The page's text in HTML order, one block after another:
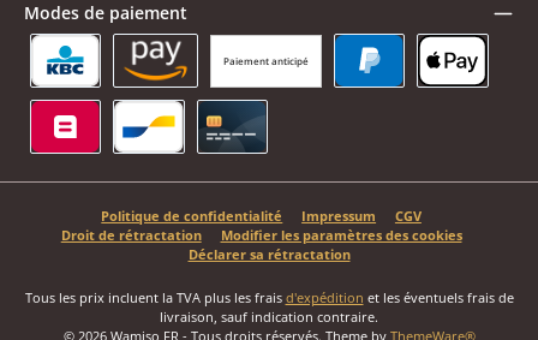
Modes de paiement
Paiement anticipé
KBC/CBC Payment Button
Amazon Pay
Politique de confidentialité Impressum
CGV
Droit de rétractation
Modifier les paramètres des cookies
Déclarer sa rétractation
Tous les prix incluent la TVA plus les frais d'expédition et les éventuels frais de
livraison, sauf indication contraire.
© 2026 Wamiso FR - Tous droits réservés. Theme by ThemeWare®